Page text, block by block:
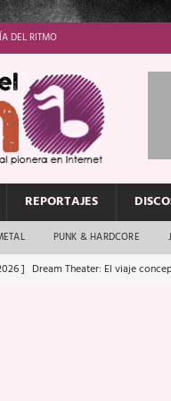
DEL RITMO
REPORTAJES
PUNK & HARDCORE
] Dream Theater: El viaje